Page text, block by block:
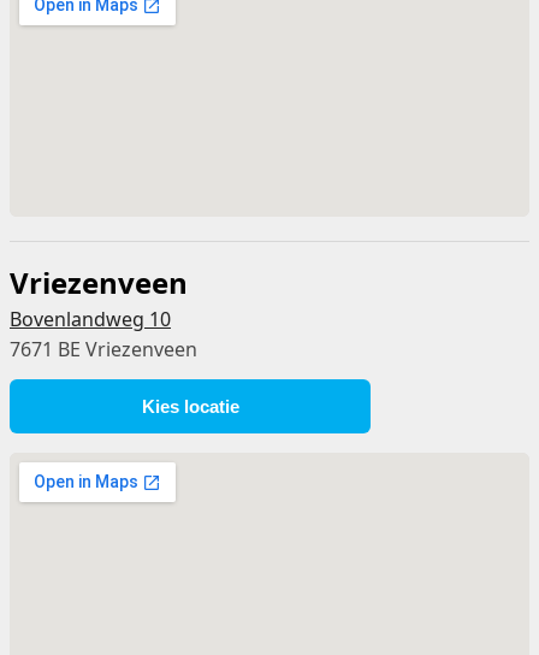
Vriezenveen
Bovenlandweg 10
7671 BE Vriezenveen
Kies locatie